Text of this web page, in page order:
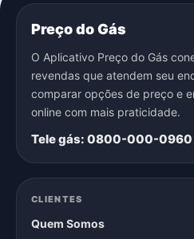
Preço do Gás
O Aplicativo Preço do Gás
revendas que atendem seu
comparar opções de preço e
online com mais praticidade.
Tele gás: 0800-000-0960
CLIENTES
Quem Somos